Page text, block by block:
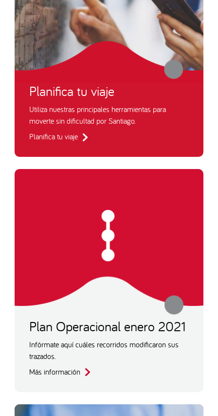
Planifica tu viaje
Utiliza nuestras principales herramientas para
moverte sin dificultad por Santiago.
Planifica tu viaje
Plan Operacional enero 2021
Infórmate aquí cuáles recorridos modificaron sus
trazados.
Más información